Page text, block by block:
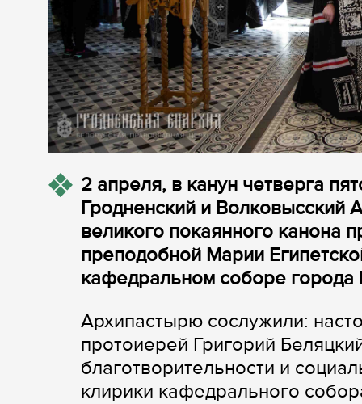
2 апреля, в канун четверга
Гродненский и Волковысский
великого покаянного канона
преподобной Марии
кафедральном соборе города
Архипастырю сослужили:
протоиерей Григорий
благотворительности и
клирики кафедрального